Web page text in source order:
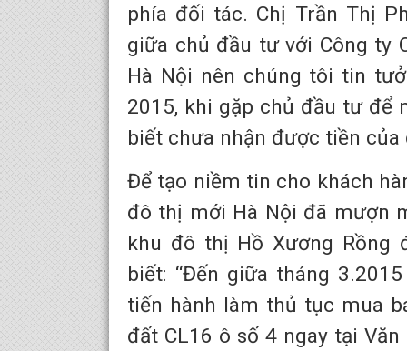
phía đối tác. Chị Trần Thị
giữa chủ đầu tư với Công ty
Hà Nội nên chúng tôi tin
2015, khi gặp chủ đầu tư để
biết chưa nhận được tiền
Để tạo niềm tin cho khách
đô thị mới Hà Nội đã mượn
khu đô thị Hồ Xương Rồng
biết: “Đến giữa tháng
tiến hành làm thủ tục mua
đất CL16 ô số 4 ngay tại